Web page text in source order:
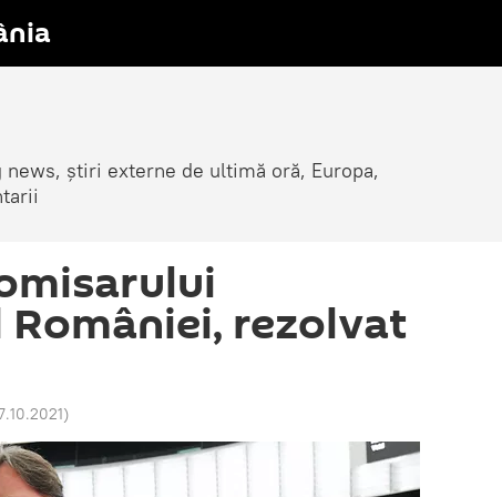
știri externe de ultimă oră, Europa,
rezolvat
)